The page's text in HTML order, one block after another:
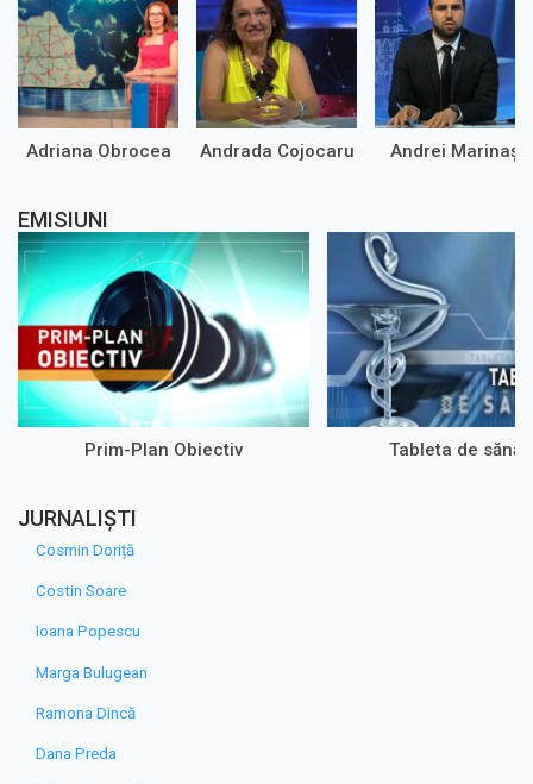
Adriana Obrocea Andrada Cojocaru Andrei Marinaș
EMISIUNI
Prim-Plan Obiectiv Tableta de
JURNALIȘTI
Cosmin Doriță
Costin Soare
Ioana Popescu
Marga Bulugean
Ramona Dincă
Dana Preda